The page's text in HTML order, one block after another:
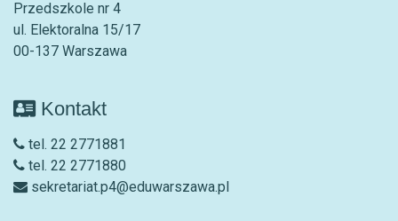
Przedszkole nr 4
ul. Elektoralna 15/17
00-137 Warszawa
Kontakt
tel. 22 2771881
tel. 22 2771880
sekretariat.p4@eduwarszawa.pl